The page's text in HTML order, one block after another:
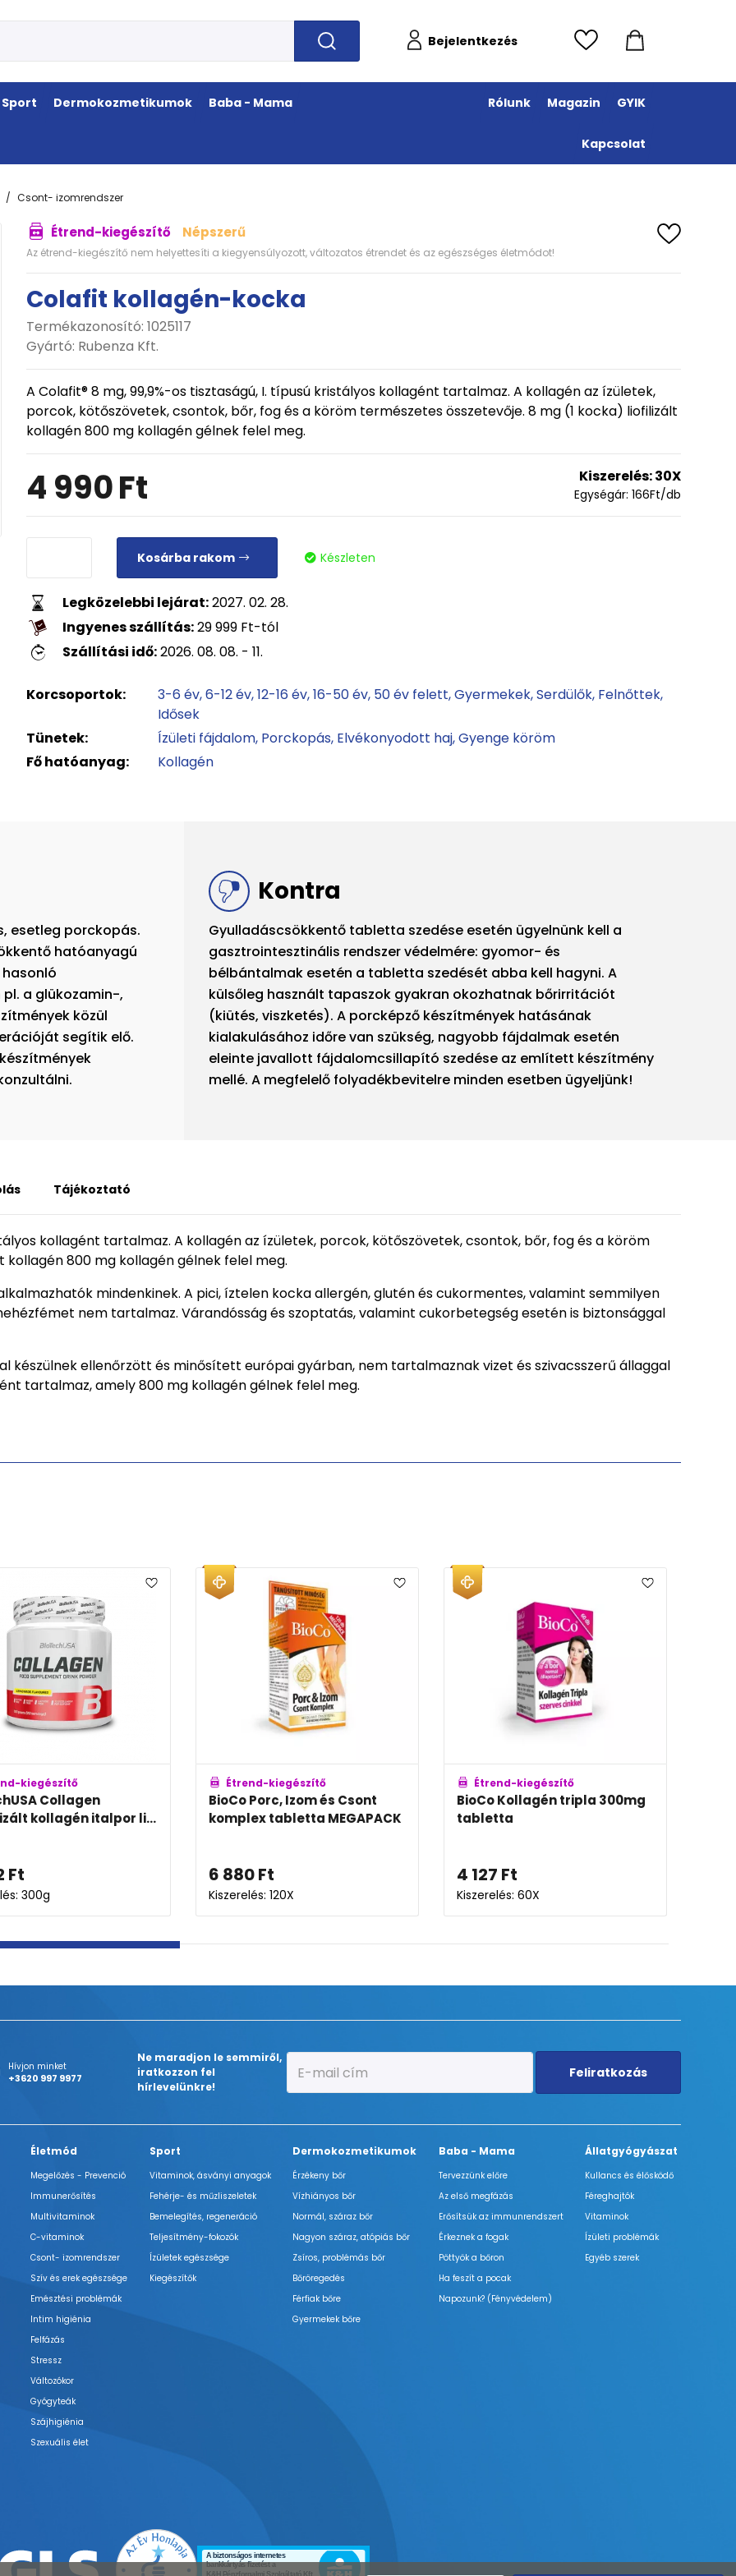
Bejelentkezés
Sport Dermokozmetikumok Baba - Mama Rólunk Magazin GYIK
Kapcsolat
Csont- izomrendszer
Étrend-kiegészítő Népszerű
Az étrend-kiegészítő nem helyettesíti a kiegyensúlyozott, változatos étrendet és az egészséges életmódot!
Colafit kollagén-kocka
Termékazonosító: 1025117
Gyártó: Rubenza Kft.
A Colafit® 8 mg, 99,9%-os tisztaságú, I. típusú kristályos kollagént tartalmaz. A kollagén az ízületek,
porcok, kötőszövetek, csontok, bőr, fog és a köröm természetes összetevője. 8 mg (1 kocka) liofilizált
kollagén 800 mg kollagén gélnek felel meg.
4 990Ft Kiszerelés:30X
Egységár: 166Ft/db
Kosárba rakom Készleten
Legközelebbi lejárat:2027. 02. 28.
Ingyenes szállítás:29 999 Ft-tól
Szállítási idő:2026. 08. 08. - 11.
Korcsoportok: 3-6 év 6-12 év 12-16 év 16-50 év 50 év felett Gyermekek Serdülők Felnőttek
Idősek
Tünetek:
Ízületi fájdalom Porckopás Elvékonyodott haj Gyenge köröm
Fő hatóanyag:
Kollagén
esetleg porckopás.
hatóanyagú
a glükozamin-,
közül
segítik elő.
Kontra
Gyulladáscsökkentő tabletta szedése esetén ügyelnünk kell a
gasztrointesztinális rendszer védelmére: gyomor- és
bélbántalmak esetén a tabletta szedését abba kell hagyni. A
külsőleg használt tapaszok gyakran okozhatnak bőrirritációt
(kiütés, viszketés). A porcképző készítmények hatásának
kialakulásához időre van szükség, nagyobb fájdalmak esetén
eleinte javallott fájdalomcsillapító szedése az említett készítmény
mellé. A megfelelő folyadékbevitelre minden esetben ügyeljünk!
Tájékoztató
kollagént tartalmaz. A kollagén az ízületek, porcok, kötőszövetek, csontok, bőr, fog és a köröm
800 mg kollagén gélnek felel meg.
mindenkinek. A pici, íztelen kocka allergén, glutén és cukormentes, valamint semmilyen
nem tartalmaz. Várandósság és szoptatás, valamint cukorbetegség esetén is biztonsággal
készülnek ellenőrzött és minősített európai gyárban, nem tartalmaznak vizet és szivacsszerű állaggal
tartalmaz, amely 800 mg kollagén gélnek felel meg.
BioCo Kollagén tripla 300mg
tabletta
Colafit Junior kollagén-
kocka csipkebogyó-kivonat...
Proenzi Intensive
Hívjon minket
+3620 997 9977
Ne maradjon le semmiről,
iratkozzon fel
hírlevelünkre!
Feliratkozás
Életmód
Megelőzés - Prevenció
Immunerősítés
Multivitaminok
C-vitaminok
Csont- izomrendszer
Szív és erek egészsége
Emésztési problémák
Intim higiénia
Felfázás
Stressz
Változókor
Gyógyteák
Szájhigiénia
Szexuális élet
Sport
Vitaminok, ásványi anyagok
Fehérje- és műzliszeletek
Bemelegítés, regeneráció
Teljesítmény-fokozók
Ízületek egészsége
Kiegészítők
Dermokozmetikumok
Érzékeny bőr
Vízhiányos bőr
Normál, száraz bőr
Nagyon száraz, atópiás bőr
Zsíros, problémás bőr
Bőröregedés
Férfiak bőre
Gyermekek bőre
Baba - Mama
Tervezzünk előre
Az első megfázás
Erősítsük az immunrendszert
Érkeznek a fogak
Pöttyök a bőron
Ha feszít a pocak
Napozunk? (Fényvédelem)
Állatgyógyászat
Kullancs és élősködő
Féreghajtók
Vitaminok
Ízületi problémák
Egyéb szerek